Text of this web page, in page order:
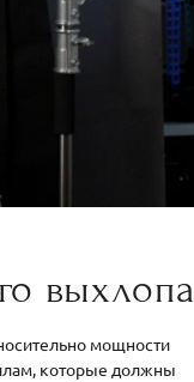
выхлопа
мощности
которые должны